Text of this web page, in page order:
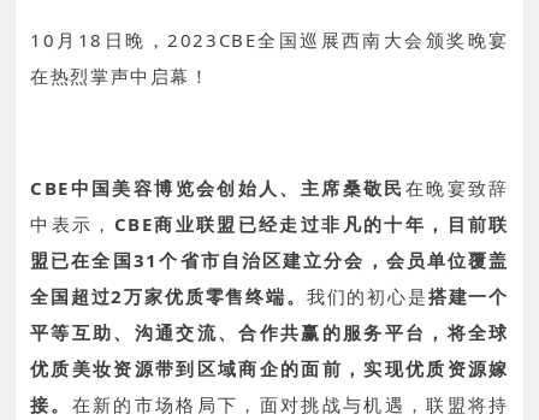
10月18日晚，2023CBE全国巡展西南大会颁奖晚宴
在热烈掌声中启幕！
CBE中国美容博览会创始人、主席桑敬民在晚宴致辞
中表示， CBE商业联盟已经走过非凡的十年，目前联
盟已在全国31个省市自治区建立分会，会员单位覆盖
全国超过2万家优质零售终端。 我们的初心是搭建一个
平等互助、沟通交流、合作共赢的服务平台，将全球
优质美妆资源带到区域商企的面前，实现优质资源嫁
接。 在新的市场格局下，面对挑战与机遇，联盟将持